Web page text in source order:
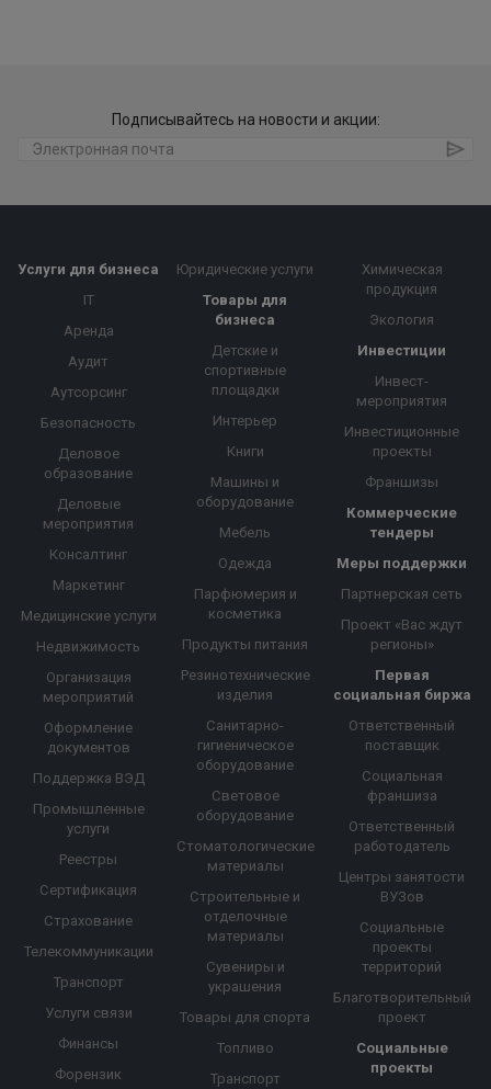
Подписывайтесь на новости и акции:
Услуги для бизнеса
IT
Аренда
Аудит
Аутсорсинг
Безопасность
Деловое
образование
Деловые
мероприятия
Консалтинг
Маркетинг
Медицинские услуги
Недвижимость
Организация
мероприятий
Оформление
документов
Поддержка ВЭД
Промышленные
услуги
Реестры
Сертификация
Страхование
Телекоммуникации
Транспорт
Услуги связи
Финансы
Форензик
Юридические услуги
Товары для
бизнеса
Детские и
спортивные
площадки
Интерьер
Книги
Машины и
оборудование
Мебель
Одежда
Парфюмерия и
косметика
Продукты питания
Резинотехнические
изделия
Санитарно-
гигиеническое
оборудование
Световое
оборудование
Стоматологические
материалы
Строительные и
отделочные
материалы
Сувениры и
украшения
Товары для спорта
Топливо
Транспорт
Химическая
продукция
Экология
Инвестиции
Инвест-
мероприятия
Инвестиционные
проекты
Франшизы
Коммерческие
тендеры
Меры поддержки
Партнерская сеть
Проект «Вас ждут
регионы»
Первая
социальная биржа
Ответственный
поставщик
Социальная
франшиза
Ответственный
работодатель
Центры занятости
ВУЗов
Социальные
проекты
территорий
Благотворительный
проект
Социальные
проекты